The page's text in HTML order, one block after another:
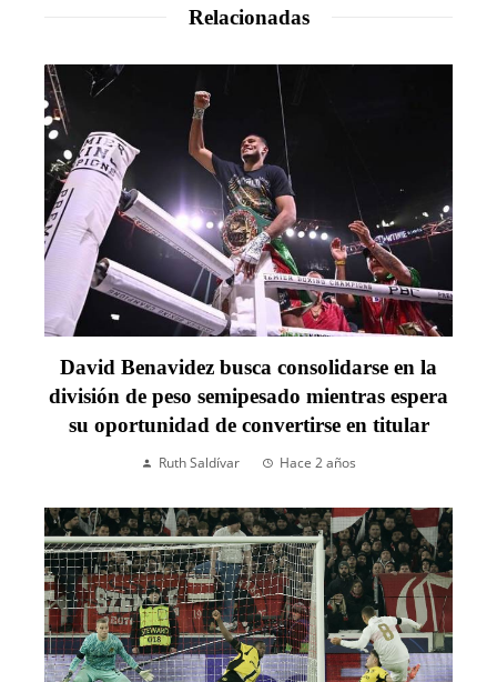
Relacionadas
David Benavidez busca consolidarse en la
división de peso semipesado mientras espera
su oportunidad de convertirse en titular
Ruth Saldívar Hace 2 años